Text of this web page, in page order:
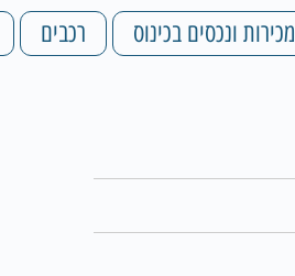
מכירות ונכסים בכינוס רכבים